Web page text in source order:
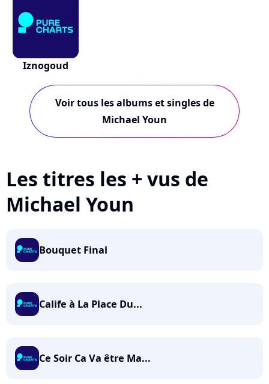
Iznogoud
Voir tous les albums et singles de
Michael Youn
Les titres les + vus de
Michael Youn
Bouquet Final
Calife à La Place Du...
Ce Soir Ca Va être Ma...